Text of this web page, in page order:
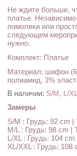
Не ждите больше,
платье.
помолвки или
следующем
нужно.
Комплект: Платье
Материал: шифон
полиамид, 3%
В наличии: S/M, L/
Замеры
S/M : Грудь: 92 cm |
M/L : Грудь: 98 cm |
L/XL : Грудь: 104
XL/XXL : Грудь: 108